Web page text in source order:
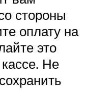
стороны
оплату на
это
Не